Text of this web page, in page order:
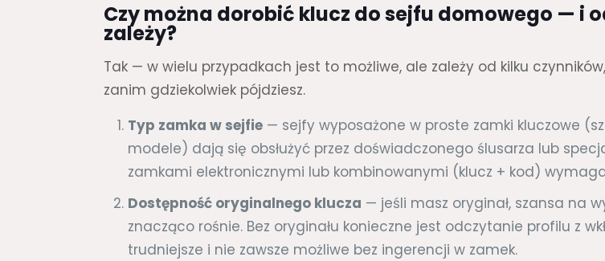
Czy można dorobić klucz do sejfu domowego — i
zależy?
Tak — w wielu przypadkach jest to możliwe, ale zależy od kilku
zanim gdziekolwiek pójdziesz.
Typ zamka w sejfie — sejfy wyposażone w proste zamki kluczowe
modele) dają się obsłużyć przez doświadczonego ślusarza lub
zamkami elektronicznymi lub kombinowanymi (klucz + kod)
Dostępność oryginalnego klucza — jeśli masz oryginał, szansa na
znacząco rośnie. Bez oryginału konieczne jest odczytanie profilu z
trudniejsze i nie zawsze możliwe bez ingerencji w zamek.